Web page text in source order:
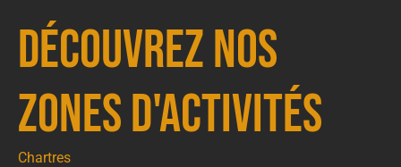
Découvrez nos
zones d'activités
Chartres